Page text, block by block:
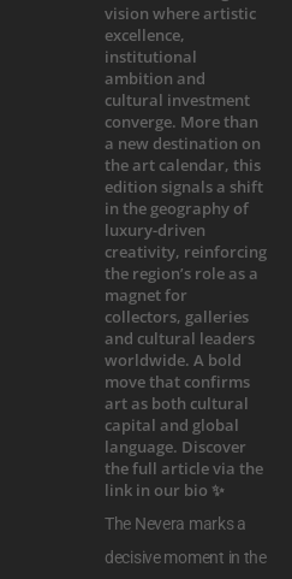
The Nevera marks a
decisive moment in the